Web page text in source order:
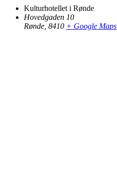
Kulturhotellet i Rønde
Hovedgaden 10
Rønde, 8410 + Google Maps